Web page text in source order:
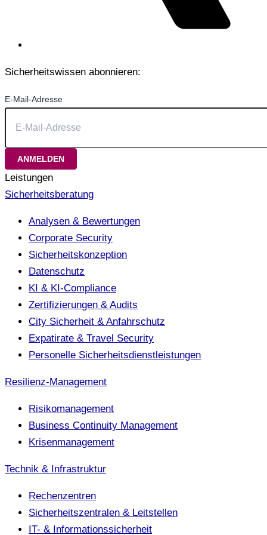
Sicherheitswissen abonnieren:
E-Mail-Adresse
Leistungen
Sicherheitsberatung
Analysen & Bewertungen
Corporate Security
Sicherheitskonzeption
Datenschutz
KI & KI-Compliance
Zertifizierungen & Audits
City Sicherheit & Anfahrschutz
Expatirate & Travel Security
Personelle Sicherheitsdienstleistungen
Resilienz-Management
Risikomanagement
Business Continuity Management
Krisenmanagement
Technik & Infrastruktur
Rechenzentren
Sicherheitszentralen & Leitstellen
IT- & Informationssicherheit